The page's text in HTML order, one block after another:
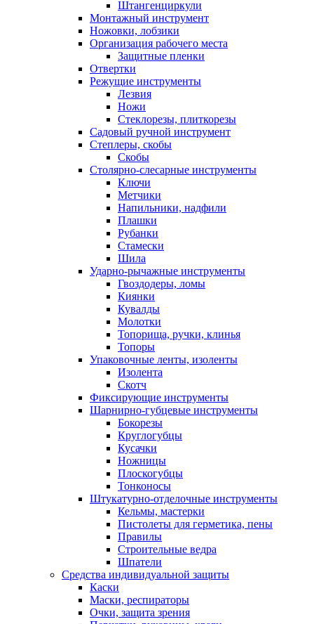
Штангенциркули
Монтажный инструмент
Ножовки, лобзики
Организация рабочего места
Защитные пленки
Отвертки
Режущие инструменты
Лезвия
Ножи
Стеклорезы, плиткорезы
Садовый ручной инструмент
Степлеры, скобы
Скобы
Столярно-слесарные инструменты
Ключи
Метчики
Напильники, надфили
Плашки
Рубанки
Стамески
Шила
Ударно-рычажные инструменты
Гвоздодеры, ломы
Киянки
Кувалды
Молотки
Топорища, ручки, клинья
Топоры
Упаковочные ленты, изоленты
Изолента
Скотч
Фиксирующие инструменты
Шарнирно-губцевые инструменты
Бокорезы
Круглогубцы
Кусачки
Ножницы
Плоскогубцы
Тонконосы
Штукатурно-отделочные инструменты
Кельмы, мастерки
Пистолеты для герметика, пены
Правилы
Строительные ведра
Шпатели
Средства индивидуальной защиты
Каски
Маски, респираторы
Очки, защита зрения